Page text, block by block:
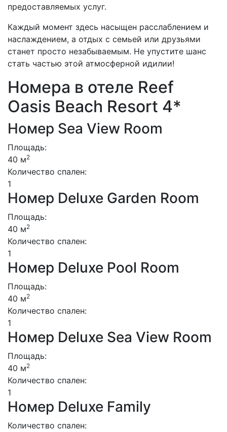
предоставляемых услуг.
Каждый момент здесь насыщен расслаблением и
наслаждением, а отдых с семьей или друзьями
станет просто незабываемым. Не упустите шанс
стать частью этой атмосферной идилии!
Номера в отеле Reef
Oasis Beach Resort 4*
Номер Sea View Room
Площадь:
40 м2
Количество спален:
1
Номер Deluxe Garden Room
Площадь:
40 м2
Количество спален:
1
Номер Deluxe Pool Room
Площадь:
40 м2
Количество спален:
1
Номер Deluxe Sea View Room
Площадь:
40 м2
Количество спален:
1
Номер Deluxe Family
Количество спален: